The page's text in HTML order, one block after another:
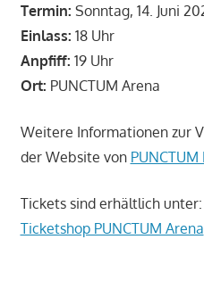
Termin: Sonntag, 14. Juni
Einlass: 18 Uhr
Anpfiff: 19 Uhr
Ort: PUNCTUM Arena
Weitere Informationen zur
der Website von PUNCTUM
Tickets sind erhältlich unter:
Ticketshop PUNCTUM Arena